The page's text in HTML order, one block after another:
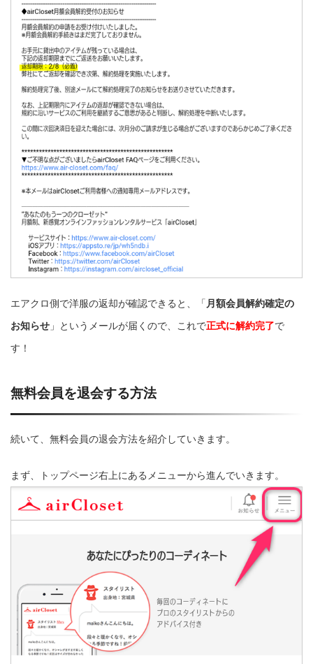
エアクロ側で洋服の返却が確認できると、「 月額会員解約確定の
お知らせ 」というメールが届くので、これで正式に解約完了で
す！
無料会員を退会する方法
続いて、無料会員の退会方法を紹介していきます。
まず、トップページ右上にあるメニューから進んでいきます。